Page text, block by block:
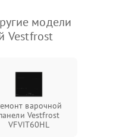
модели
Vestfrost
варочной
Vestfrost
VFVIT60HL